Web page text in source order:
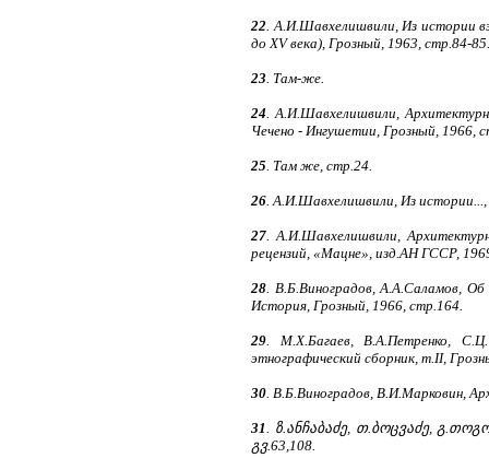
22 . А.И.Шавхелишвили, Из истории
до XV века), Грозный, 1963, стр.84-85.
23 . Там-же.
24 . А.И.Шавхелишвили,
Чечено - Ингушетии, Грозный, 1966,
25 . Там же, стр.24.
26 . А.И.Шавхелишвили, Из
27 . А.И.Шавхелишвили,
рецензий, «Мацне», изд.АН ГССР,
28 . В.Б.Виноградов, А.А.Саламов,
История, Грозный, 1966, стр.164.
29 . М.X.Багаев, В.А.Петренко,
этнографический сборник, т.II,
30 . В.Б.Виноградов, В.И.Марковин,
31
. ზ.ანჩაბაძე, თ.ბოცვაძე,
გვ.63,108.